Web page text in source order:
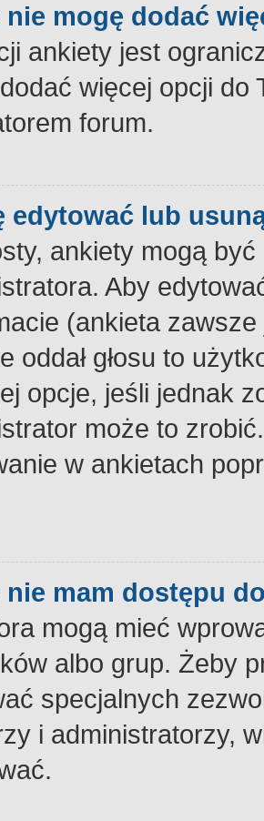
nie mogę dodać
ankiety jest
więcej opcji
forum.
edytować lub
ankiety mogą
Aby
(ankieta
oddał głosu to
opcje, jeśli jednak
może to
w ankietach
nie mam dostępu
mogą mieć
albo grup. Żeby
specjalnych
i administratorzy,